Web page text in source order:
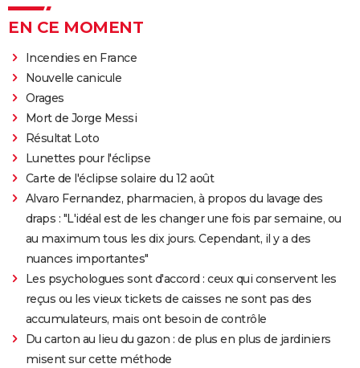
EN CE MOMENT
Incendies en France
Nouvelle canicule
Orages
Mort de Jorge Messi
Résultat Loto
Lunettes pour l'éclipse
Carte de l'éclipse solaire du 12 août
Alvaro Fernandez, pharmacien, à propos du lavage des
draps : "L'idéal est de les changer une fois par semaine, ou
au maximum tous les dix jours. Cependant, il y a des
nuances importantes"
Les psychologues sont d'accord : ceux qui conservent les
reçus ou les vieux tickets de caisses ne sont pas des
accumulateurs, mais ont besoin de contrôle
Du carton au lieu du gazon : de plus en plus de jardiniers
misent sur cette méthode